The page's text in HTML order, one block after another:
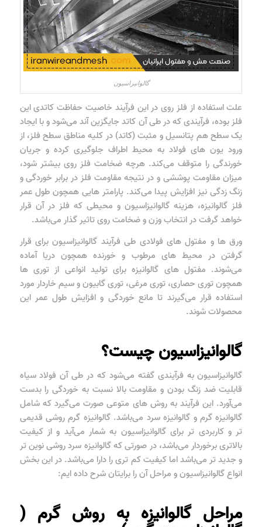
گالوانیزاسیون
علت استفاده از فلز روی در این فرآیند خاصیت حفاظت کاتدی این
فلز بوده، فرآیندی که در طی آن کاتد جایگزین آند می‌شود و با ایجاد
یک سطح هم پتانسیل و مثبت (کاتد) در کلیه مناطق سطح فلز، از
ورود یون های فولاد به محیط اطراف جلوگیری کرده و جریان
خورندگی را متوقف می‌کند. هرچه ضخامت فلز روی بیشتر شود،
میزان مقاومت پوششی و در نتیجه مقاومت فلز در برابر خوردگی و
زنگ زدگی نیز افزایش پیدا می‌کند. پارامتر هایی همچون طول عمر
فلز گالوانیزه، هزینه گالوانیزاسیون و محیطی که فلز در آن قرار
خواهد گرفت در انتخاب وزن و ضخامت روی تاثیر گذار می‌باشد.
ورق ها و مفتول های فولادی طی فرآیند گالوانیزاسیون برای قرار
گرفتن در محیط های مرطوب و خورنده همچون دریا آماده
می‌شوند. مفتول های گالوانیزه برای تولید انواعی از توری ها
همچون توری حصاری، توری مرغی، توری گابیون و سیم خاردار مورد
استفاده قرار می‌گیرند تا مانع خوردگی و افزایش طول عمر این
محصولات شوند.
گالوانیزاسیون چیست؟
گالوانیزاسیون به فرآیندی گفته می‌شود که در طی آن فولاد سیاه
قابلیت ضد زنگ بودن و مقاومت بالا نسبت به خوردگی را بدست
می‌آورد. این فرآیند به روش های متوعی صورت می‌گیرد که شامل
گالوانیزه گرم و گالوانیزه سرد می‌باشد. گالوانیزه گرم روشی قدیمی
تر و کاربردی تر برای گالوانیزاسیون به شمار می‌آید و از کیفیت
بالاتری برخوردار می‌باشد، در صورتی که گالوانیزه سرد روشی نوین تر
و جدید تر می‌باشد اما کیفیت کم تری را دارا می‌باشد. در این بخش
انواع گالوانیزاسیون و مراحل آن را برایتان شرح داده ایم:
مراحل گالوانیزه به روش گرم (